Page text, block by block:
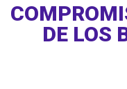
DE LOS